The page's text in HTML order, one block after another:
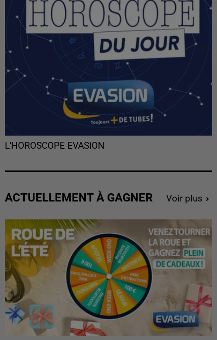
L'HOROSCOPE EVASION
ACTUELLEMENT À GAGNER Voir plus